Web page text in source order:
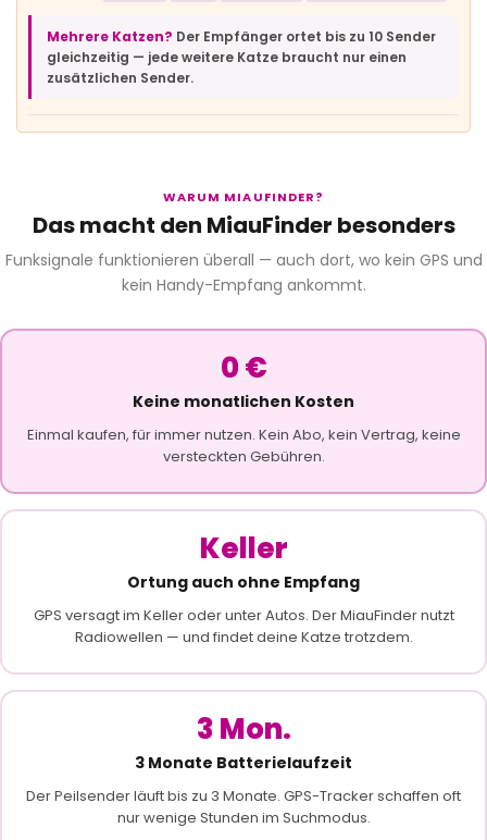
Mehrere Katzen? Der Empfänger ortet bis zu 10 Sender
gleichzeitig — jede weitere Katze braucht nur einen
zusätzlichen Sender.
WARUM MIAUFINDER?
Das macht den MiauFinder besonders
Funksignale funktionieren überall — auch dort, wo kein GPS und
kein Handy-Empfang ankommt.
0 €
Keine monatlichen Kosten
Einmal kaufen, für immer nutzen. Kein Abo, kein Vertrag, keine
versteckten Gebühren.
Keller
Ortung auch ohne Empfang
GPS versagt im Keller oder unter Autos. Der MiauFinder nutzt
Radiowellen — und findet deine Katze trotzdem.
3 Mon.
3 Monate Batterielaufzeit
Der Peilsender läuft bis zu 3 Monate. GPS-Tracker schaffen oft
nur wenige Stunden im Suchmodus.